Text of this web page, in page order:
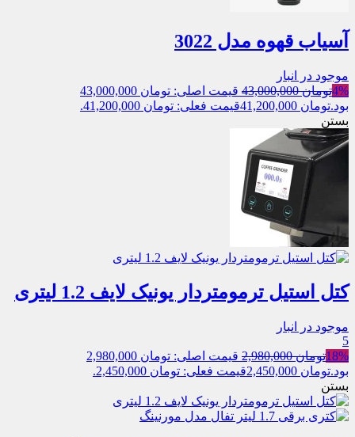
آسیاب قهوه مدل 3022
موجود در انبار
4%تومان43,000,000
قیمت اصلی: تومان 43,000,000
بود.تومان
قیمت فعلی: تومان 41,200,000.
بستن
کتل استیل ترمومتردار یونیک لایف 1.2 لیتری
موجود در انبار
5
18%تومان2,980,000
قیمت اصلی: تومان 2,980,000
بود.تومان
قیمت فعلی: تومان 2,450,000.
بستن